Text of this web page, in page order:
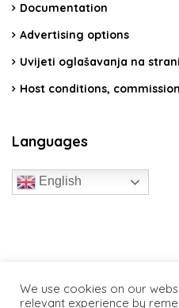
Documentation
Advertising options
Uvijeti oglašavanja na
Host conditions,
Languages
English
We use cookies on our
relevant experience by